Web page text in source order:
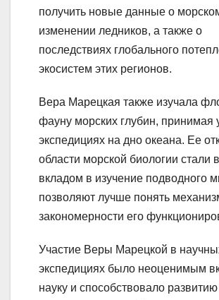
получить новые данные о
изменении ледников, а также о
последствиях глобального
экосистем этих регионов.
Вера Марецкая также изучала
фауну морских глубин, принимая
экспедициях на дно океана. Ее
области морской биологии стали
вкладом в изучение подводного
позволяют лучше понять
закономерности его
Участие Веры Марецкой в
экспедициях было неоценимым
науку и способствовало развитию